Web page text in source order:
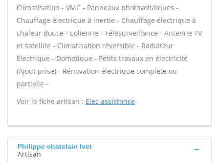
Climatisation - VMC - Panneaux photovoltaïques -
Chauffage électrique à inertie - Chauffage électrique à
chaleur douce - Eolienne - Télésurveillance - Antenne TV
et satellite - Climatisation réversible - Radiateur
Électrique - Domotique - Petits travaux en électricité
(Ajout prise) - Rénovation électrique complète ou
partielle -
Voir la fiche artisan : Elec assistance
Philippe chatelain Ivet
Artisan